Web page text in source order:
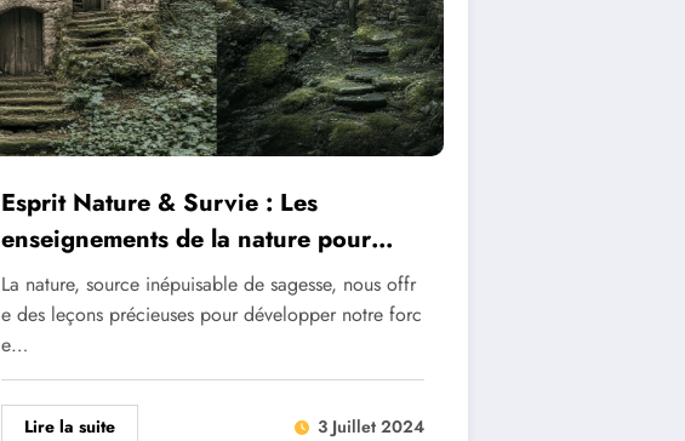
Esprit Nature & Survie : Les
enseignements de la nature pour
renforcer votre force mentale
La nature, source inépuisable de sagesse, nous offr
e des leçons précieuses pour développer notre forc
e…
Lire la suite 3 Juillet 2024